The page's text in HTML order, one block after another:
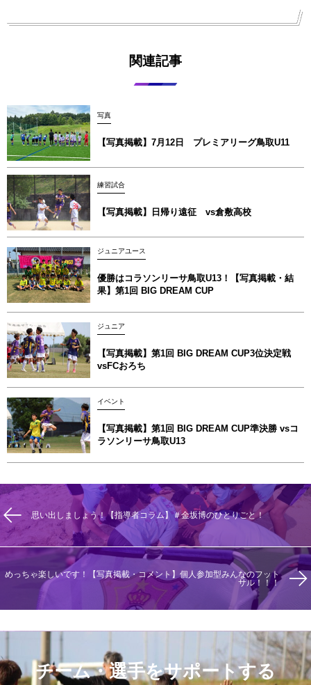
関連記事
写真
【写真掲載】7月12日 プレミアリーグ鳥取U11
練習試合
【写真掲載】日帰り遠征 vs倉敷高校
ジュニアユース
優勝はコラソンリーサ鳥取U13！【写真掲載‪‪‪︎︎・結
果】第1回 BIG DREAM CUP
ジュニア
【写真掲載】第1回 BIG DREAM CUP3位決定戦
vsFCおろち
イベント
【写真掲載】第1回 BIG DREAM CUP準決勝 vsコ
ラソンリーサ鳥取U13
思い出しましょう！【指導者コラム】＃金坂博のひとりごと！
めっちゃ楽しいです！【写真掲載・コメント】個人参加型みんなのフット
サル！！！
チーム・選手をサポートする